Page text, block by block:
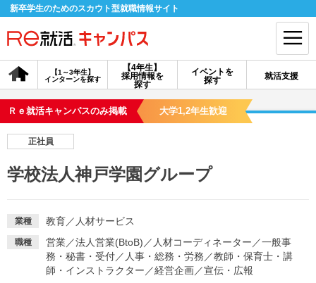
新卒学生のためのスカウト型就職情報サイト
【4年生】
採用情報を
探す
【1～3年生】
インターンを探す
イベントを
探す
就活支援
会員登録 ログイン
会員ID・パスワードを忘れた方はこちら
探す
イベントを探す スカウト お知らせ
Ｒｅ就活キャンパスのみ掲載 大学1,2年生歓迎
正社員
学校法人神戸学園グループ
業種 教育／ 人材サービス
職種 営業／法人営業(BtoB) ／ 人材コーディネーター ／一般事
務・秘書・受付／ 人事・総務・労務 ／教師・保育士・講
師・インストラクター ／経営企画／宣伝・広報